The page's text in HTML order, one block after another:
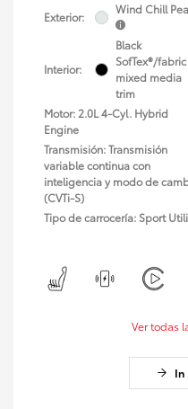
Exterior:
Wind Chill
Interior:
Black
SofTex®/fabric
mixed media
trim
Motor: 2.0L 4-Cyl. Hybrid
Engine
Transmisión: Transmisión
variable continua con
inteligencia y modo de
(CVTi-S)
Tipo de carrocería: Sport
Ver todas
In